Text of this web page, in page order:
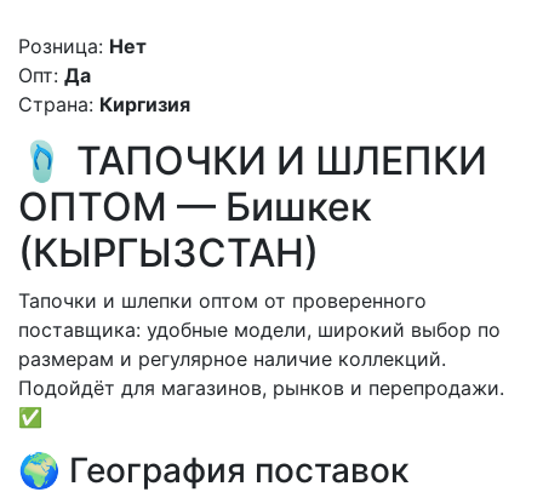
Розница: Нет
Опт: Да
Страна: Киргизия
🩴 ТАПОЧКИ И ШЛЕПКИ
ОПТОМ — Бишкек
(КЫРГЫЗСТАН)
Тапочки и шлепки оптом от проверенного
поставщика: удобные модели, широкий выбор по
размерам и регулярное наличие коллекций.
Подойдёт для магазинов, рынков и перепродажи.
✅
🌍 География поставок